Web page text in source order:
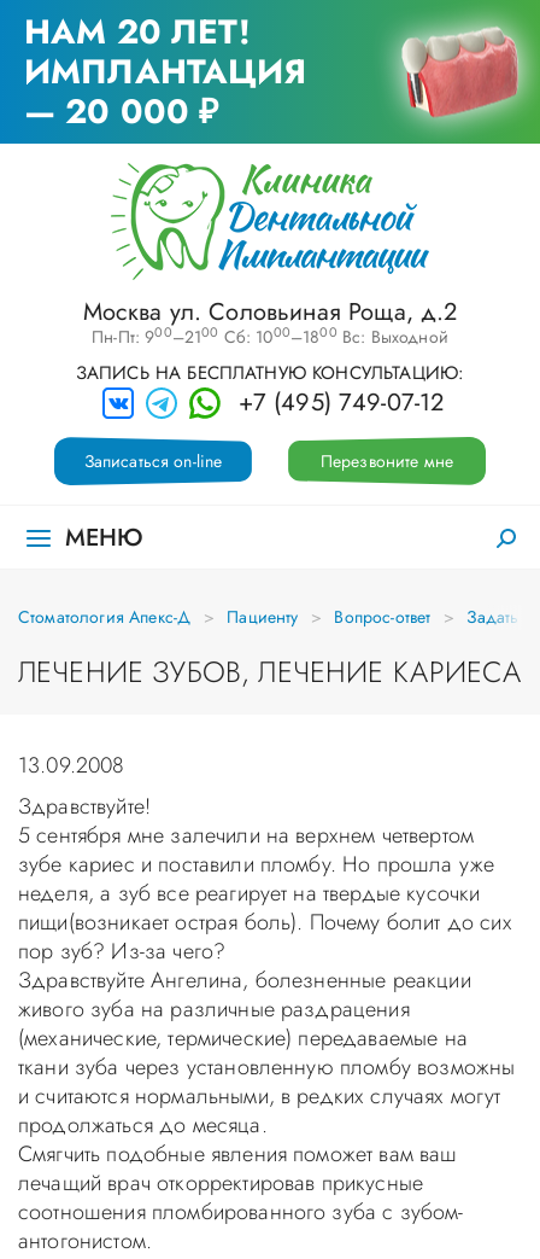
НАМ 20 ЛЕТ!
ИМПЛАНТАЦИЯ
— 20 000 ₽
Москва ул. Соловьиная Роща, д.2
Пн-Пт: 900–2100 Сб: 1000–1800 Вс: Выходной
ЗАПИСЬ НА БЕСПЛАТНУЮ КОНСУЛЬТАЦИЮ:
+7 (495) 749-07-12
Перезвоните мне
Записаться on-line
МЕНЮ
Стоматология Апекс-Д Пациенту Вопрос-ответ Задать
ЛЕЧЕНИЕ ЗУБОВ, ЛЕЧЕНИЕ КАРИЕСА
13.09.2008
Здравствуйте!
5 сентября мне залечили на верхнем четвертом
зубе кариес и поставили пломбу. Но прошла уже
неделя, а зуб все реагирует на твердые кусочки
пищи(возникает острая боль). Почему болит до сих
пор зуб? Из-за чего?
Здравствуйте Ангелина, болезненные реакции
живого зуба на различные раздрацения
(механические, термические) передаваемые на
ткани зуба через установленную пломбу возможны
и считаются нормальными, в редких случаях могут
продолжаться до месяца.
Смягчить подобные явления поможет вам ваш
лечащий врач откорректировав прикусные
соотношения пломбированного зуба с зубом-
антогонистом.